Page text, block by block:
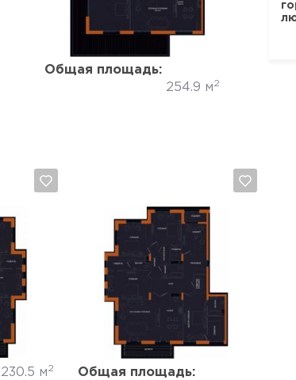
Общая площадь:
254.9 м2
230.5 м2
Общая площадь:
Да, удалить Отмена